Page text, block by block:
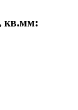
кв.мм: